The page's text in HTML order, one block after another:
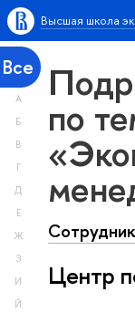
Высшая школа
Все
А
Б
В
Г
Д
Е
Ж
З
И
Й
по
Центр